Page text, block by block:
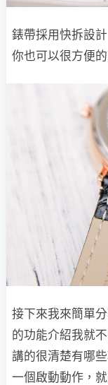
錶帶採用快拆設
你也可以很方便
接下來我來簡單
的功能介紹我就
講的很清楚有哪
一個啟動動作，